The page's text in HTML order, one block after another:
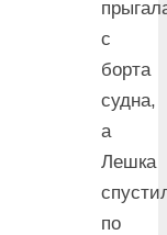
с
борта
судна,
а
Лешка
по